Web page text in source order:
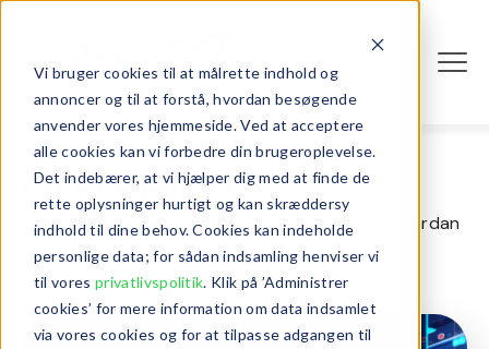
Vi bruger cookies til at målrette indhold og
annoncer og til at forstå, hvordan besøgende
anvender vores hjemmeside. Ved at acceptere
alle cookies kan vi forbedre din brugeroplevelse.
Det indebærer, at vi hjælper dig med at finde de
rette oplysninger hurtigt og kan skræddersy
indhold til dine behov. Cookies kan indeholde
personlige data; for sådan indsamling henviser vi
til vores privatlivspolitik. Klik på ’Administrer
cookies’ for mere information om data indsamlet
via vores cookies og for at tilpasse adgangen til
Årsrapport
Læs vores seneste rapporter og få indsigt i, hvordan
vi tager os af verdens teknologi.